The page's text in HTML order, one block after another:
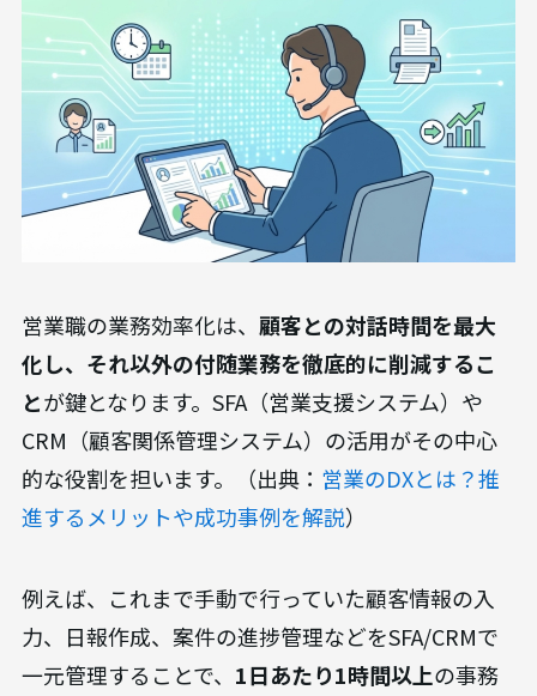
営業職の業務効率化は、 顧客との対話時間を最大
化し、それ以外の付随業務を徹底的に削減するこ
とが鍵となります。SFA（営業支援システム）や
CRM（顧客関係管理システム）の活用がその中心
的な役割を担います。（出典： 営業のDXとは？推
進するメリットや成功事例を解説）
例えば、これまで手動で行っていた顧客情報の入
力、日報作成、案件の進捗管理などをSFA/CRMで
一元管理することで、 1日あたり1時間以上の事務